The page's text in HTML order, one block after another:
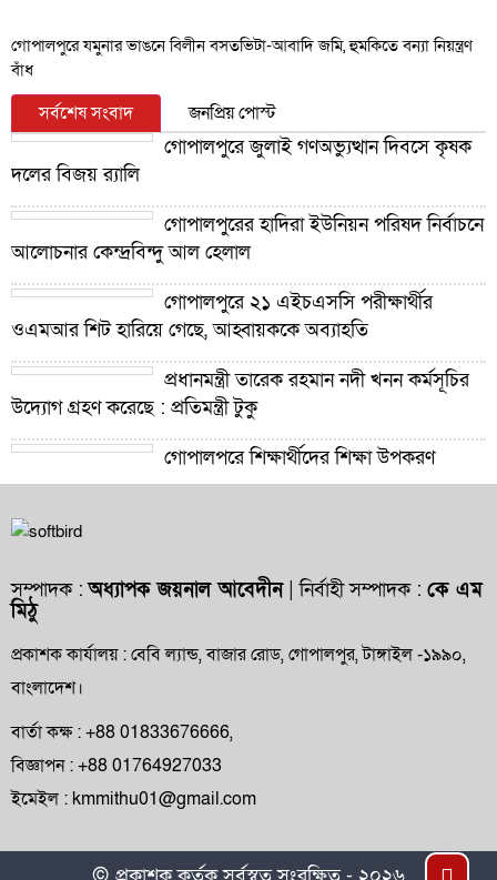
গোপালপুরে যমুনার ভাঙনে বিলীন বসতভিটা-আবাদি জমি, হুমকিতে বন্যা নিয়ন্ত্রণ
বাঁধ
সর্বশেষ সংবাদ জনপ্রিয় পোস্ট
গোপালপুরে জুলাই গণঅভ্যুত্থান দিবসে কৃষক
দলের বিজয় র‍্যালি
গোপালপুরের হাদিরা ইউনিয়ন পরিষদ নির্বাচনে
আলোচনার কেন্দ্রবিন্দু আল হেলাল
গোপালপুরে ২১ এইচএসসি পরীক্ষার্থীর
ওএমআর শিট হারিয়ে গেছে, আহ্বায়ককে অব্যাহতি
প্রধানমন্ত্রী তারেক রহমান নদী খনন কর্মসূচির
উদ্যোগ গ্রহণ করেছে : প্রতিমন্ত্রী টুকু
গোপালপুরে শিক্ষার্থীদের শিক্ষা উপকরণ
বিতরণ ও শ্রেষ্ঠ প্রধান শিক্ষকদের সংবর্ধনা
দুর্নীতি ও অনিয়মের অভিযোগ
অফিসারের বিদায় সংবর্ধনা
গোপালপুর প্রেসক্লাবের সংবাদকর্মীদের সঙ্গে
নবাগত ইউএনও’র মতবিনিময়
গোপালপুরসহ সারাদেশে ফ্যামিলি কার্ড বিতরণ
সম্পাদক :অধ্যাপক জয়নাল আবেদীন| নির্বাহী সম্পাদক : কে এম
মিঠু
প্রকাশক কার্যালয় : বেবি ল্যান্ড, বাজার রোড, গোপালপুর, টাঙ্গাইল -১৯৯০,
বাংলাদেশ।
বার্তা কক্ষ : +88 01833676666,
বিজ্ঞাপন : +88 01764927033
ইমেইল : kmmithu01@gmail.com
Top